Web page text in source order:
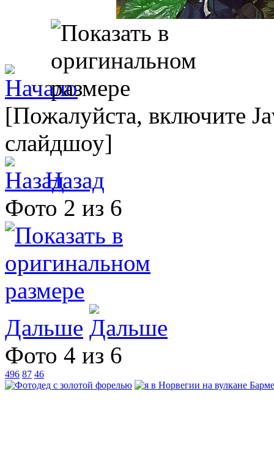
[Пожалуйста, включите
слайдшоу]
Назад
Фото 2 из 6
Дальше
Фото 4 из 6
496 87 46